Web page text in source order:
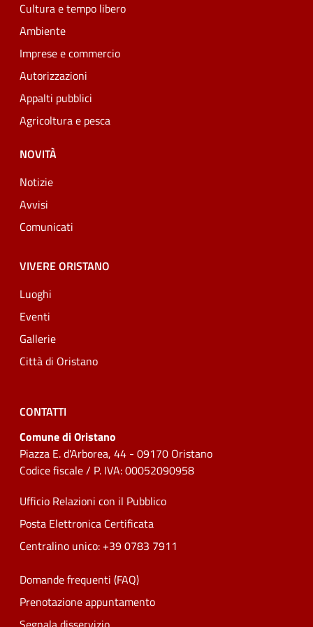
Cultura e tempo libero
Ambiente
Imprese e commercio
Autorizzazioni
Appalti pubblici
Agricoltura e pesca
NOVITÀ
Notizie
Avvisi
Comunicati
VIVERE ORISTANO
Luoghi
Eventi
Gallerie
Città di Oristano
CONTATTI
Comune di Oristano
Piazza E. d'Arborea, 44 - 09170 Oristano
Codice fiscale / P. IVA: 00052090958
Ufficio Relazioni con il Pubblico
Posta Elettronica Certificata
Centralino unico: +39 0783 7911
Domande frequenti (FAQ)
Prenotazione appuntamento